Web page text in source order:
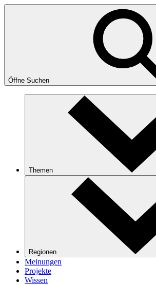
Öffne Suchen
Themen
Regionen
Meinungen
Projekte
Wissen